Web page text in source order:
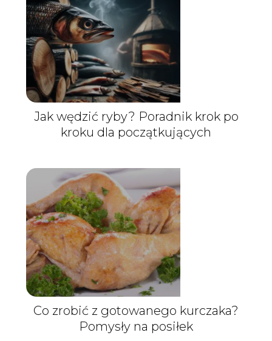
Jak wędzić ryby? Poradnik krok po
kroku dla początkujących
Co zrobić z gotowanego kurczaka?
Pomysły na posiłek